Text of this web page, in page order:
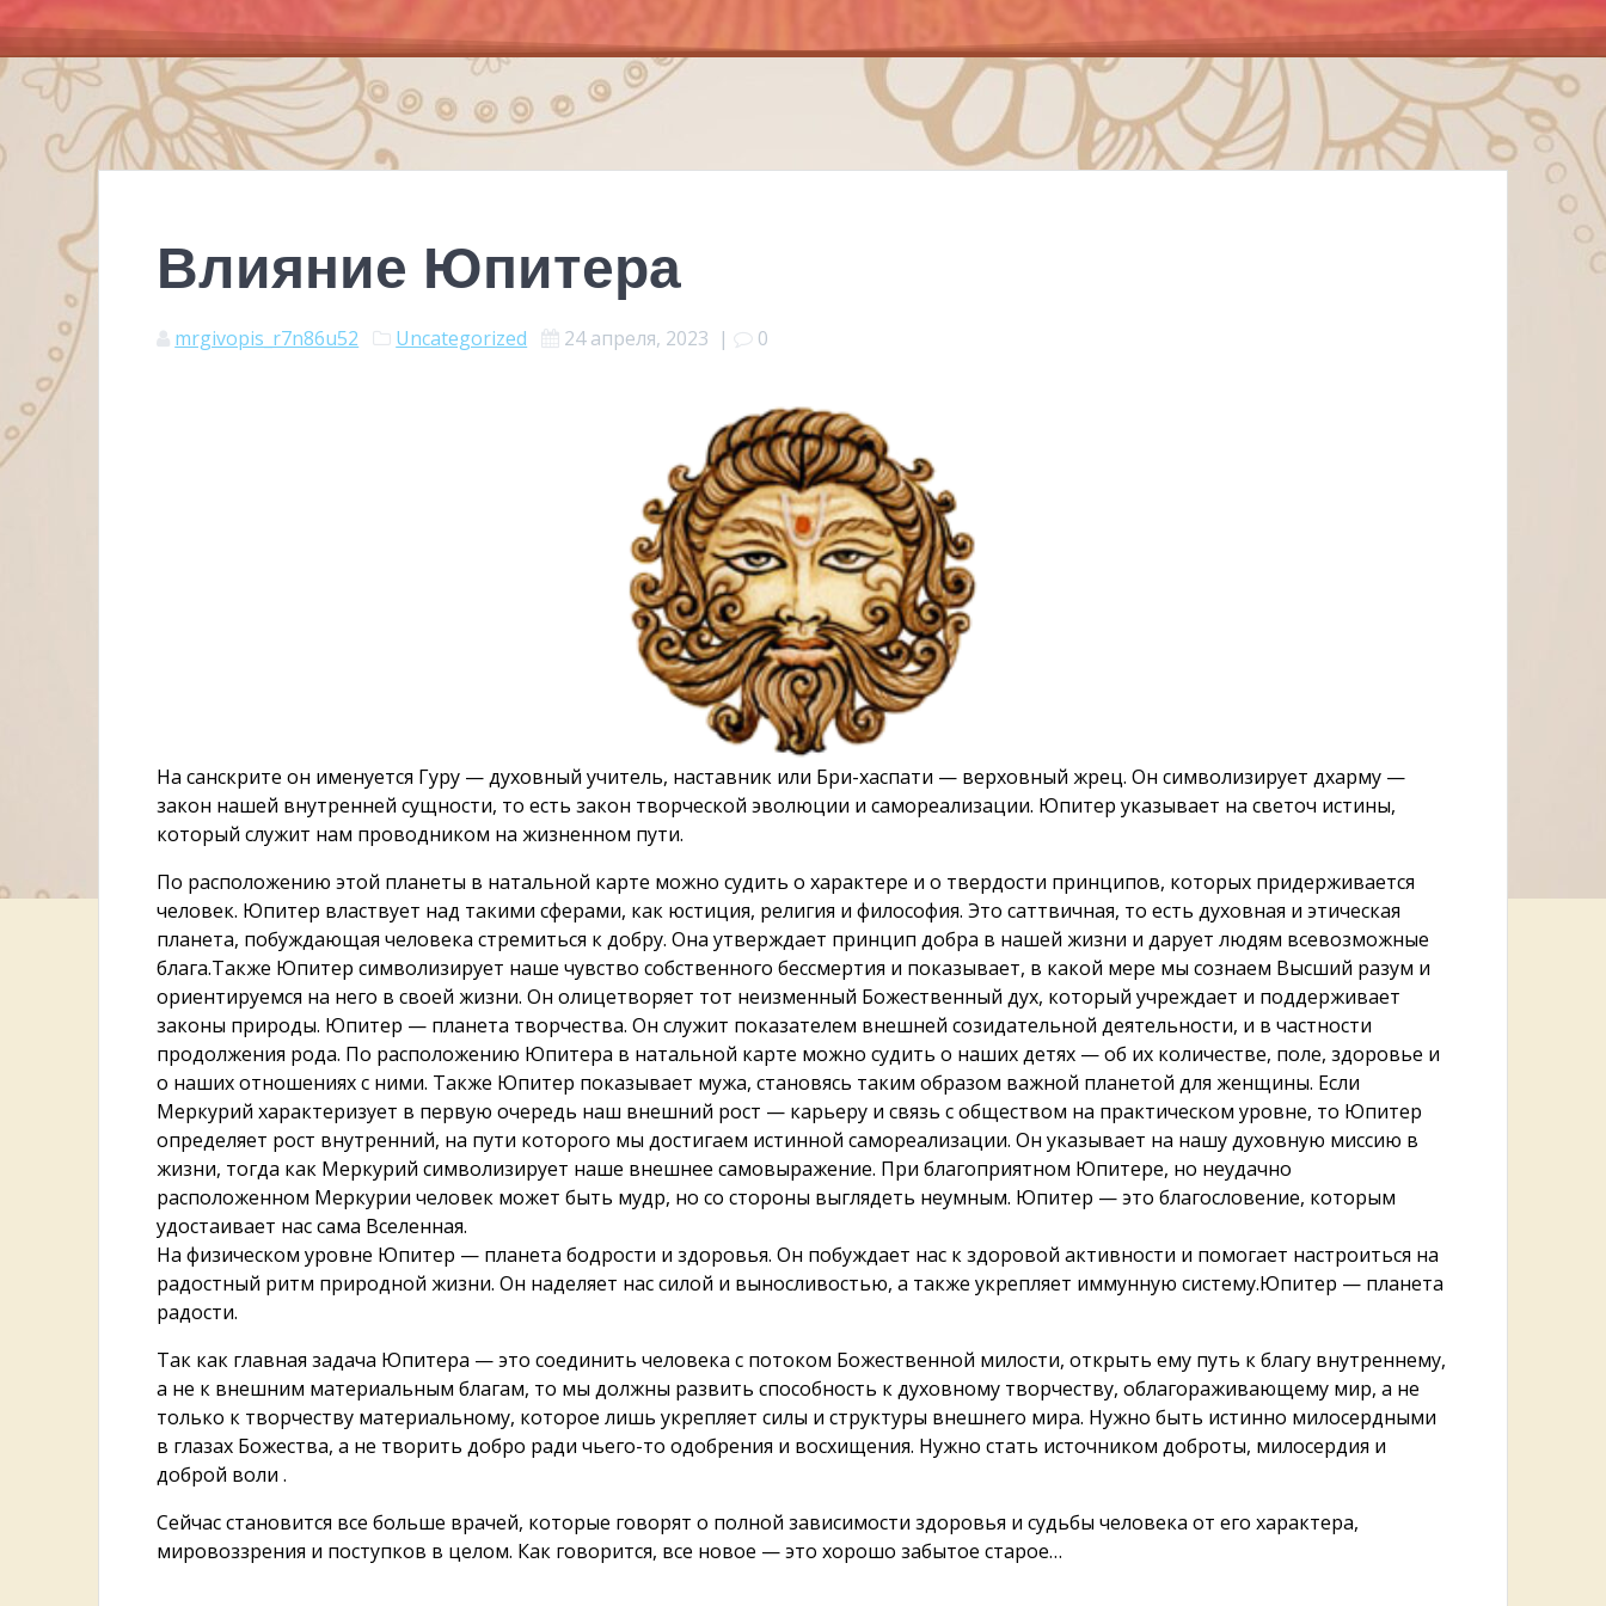
Влияние Юпитера
mrgivopis_r7n86u52 Uncategorized 24 апреля, 2023 | 0
На санскрите он именуется Гуру — духовный учитель, наставник или Бри-хаспати — верховный жрец. Он символизирует дхарму —
закон нашей внутренней сущности, то есть закон творческой эволюции и самореализации. Юпитер указывает на светоч истины,
который служит нам проводником на жизненном пути.
По расположению этой планеты в натальной карте можно судить о характере и о твердости принципов, которых придерживается
человек. Юпитер властвует над такими сферами, как юстиция, религия и философия. Это саттвичная, то есть духовная и этическая
планета, побуждающая человека стремиться к добру. Она утверждает принцип добра в нашей жизни и дарует людям всевозможные
блага.Также Юпитер символизирует наше чувство собственного бессмертия и показывает, в какой мере мы сознаем Высший разум и
ориентируемся на него в своей жизни. Он олицетворяет тот неизменный Божественный дух, который учреждает и поддерживает
законы природы. Юпитер — планета творчества. Он служит показателем внешней созидательной деятельности, и в частности
продолжения рода. По расположению Юпитера в натальной карте можно судить о наших детях — об их количестве, поле, здоровье и
о наших отношениях с ними. Также Юпитер показывает мужа, становясь таким образом важной планетой для женщины. Если
Меркурий характеризует в первую очередь наш внешний рост — карьеру и связь с обществом на практическом уровне, то Юпитер
определяет рост внутренний, на пути которого мы достигаем истинной самореализации. Он указывает на нашу духовную миссию в
жизни, тогда как Меркурий символизирует наше внешнее самовыражение. При благоприятном Юпитере, но неудачно
расположенном Меркурии человек может быть мудр, но со стороны выглядеть неумным. Юпитер — это благословение, которым
удостаивает нас сама Вселенная.
На физическом уровне Юпитер — планета бодрости и здоровья. Он побуждает нас к здоровой активности и помогает настроиться на
радостный ритм природной жизни. Он наделяет нас силой и выносливостью, а также укрепляет иммунную систему.Юпитер — планета
радости.
Так как главная задача Юпитера — это соединить человека с потоком Божественной милости, открыть ему путь к благу внутреннему,
а не к внешним материальным благам, то мы должны развить способность к духовному творчеству, облагораживающему мир, а не
только к творчеству материальному, которое лишь укрепляет силы и структуры внешнего мира. Нужно быть истинно милосердными
в глазах Божества, а не творить добро ради чьего-то одобрения и восхищения. Нужно стать источником доброты, милосердия и
доброй воли .
Сейчас становится все больше врачей, которые говорят о полной зависимости здоровья и судьбы человека от его характера,
мировоззрения и поступков в целом. Как говорится, все новое — это хорошо забытое старое…